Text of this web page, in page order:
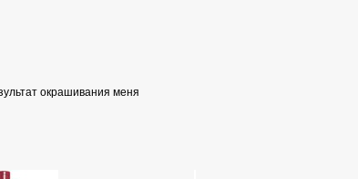
окрашивания меня